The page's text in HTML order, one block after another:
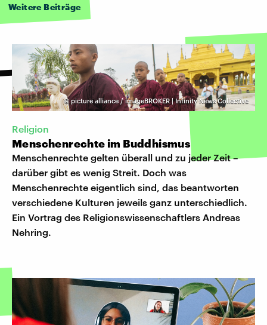
Weitere Beiträge
©picture alliance / imageBROKER | Infinity News Collective
Religion
Menschenrechte im Buddhismus
Menschenrechte gelten überall und zu jeder Zeit –
darüber gibt es wenig Streit. Doch was
Menschenrechte eigentlich sind, das beantworten
verschiedene Kulturen jeweils ganz unterschiedlich.
Ein Vortrag des Religionswissenschaftlers Andreas
Nehring.